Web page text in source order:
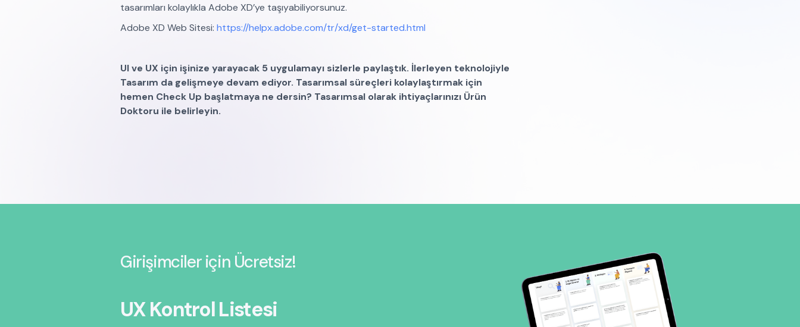
tasarımları kolaylıkla Adobe XD’ye taşıyabiliyorsunuz.
Adobe XD Web Sitesi: https://helpx.adobe.com/tr/xd/get-started.html
UI ve UX için işinize yarayacak 5 uygulamayı sizlerle paylaştık. İlerleyen teknolojiyle
Tasarım da gelişmeye devam ediyor. Tasarımsal süreçleri kolaylaştırmak için
hemen Check Up başlatmaya ne dersin? Tasarımsal olarak ihtiyaçlarınızı Ürün
Doktoru ile belirleyin.
Girişimciler için Ücretsiz!
UX Kontrol Listesi